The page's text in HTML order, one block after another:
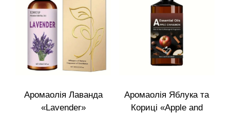
Аромаолія Лаванда
«Lavender»
Аромаолія Яблука та
Кориці «Apple and